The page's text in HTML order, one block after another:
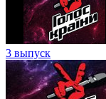
3 выпуск